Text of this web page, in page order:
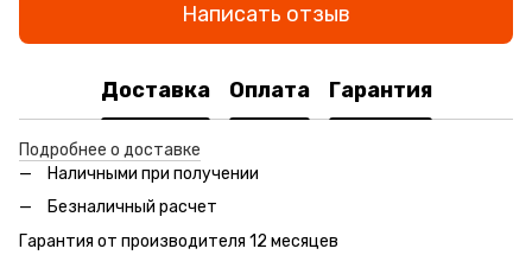
Написать отзыв
Доставка Оплата Гарантия
Подробнее о доставке
Наличными при получении
Безналичный расчет
Гарантия от производителя 12 месяцев